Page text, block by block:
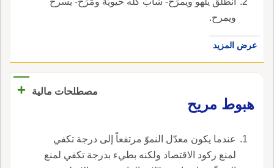
ويمرح.
عرض المزيد
مصطلحات مالية
+
هبوط مريح
عندما يكون معدّل النموّ مرتفعاً إلى درجة تكفي
لمنع ركود الاقتصاد ولكنه بطيء بدرجة تكفي لمنع